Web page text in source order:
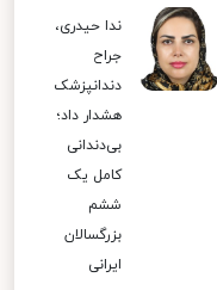
ندا حیدری،
جراح
دندانپزشک
هشدار داد؛
بی‌دندانی
کامل یک
ششم
بزرگسالان
ایرانی